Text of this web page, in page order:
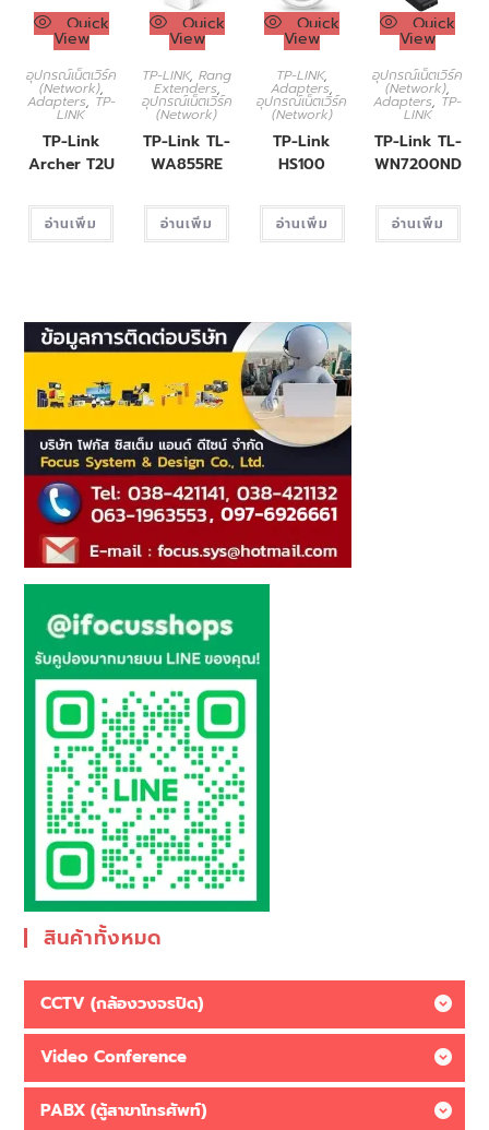
Quick
View
อุปกรณ์เน็ตเวิร์ค
(Network),
Adapters, TP-
LINK
TP-Link
Archer T2U
อ่านเพิ่ม
Quick
View
TP-LINK,Rang
Extenders,
อุปกรณ์เน็ตเวิร์ค
(Network)
TP-Link TL-
WA855RE
อ่านเพิ่ม
Quick
View
TP-LINK,
Adapters,
อุปกรณ์เน็ตเวิร์ค
(Network)
TP-Link
HS100
อ่านเพิ่ม
Quick
View
อุปกรณ์เน็ตเวิร์ค
(Network),
Adapters, TP-
LINK
TP-Link TL-
WN7200ND
อ่านเพิ่ม
สินค้าทั้งหมด
CCTV (กล้องวงจรปิด)
Video Conference
PABX (ตู้สาขาโทรศัพท์)